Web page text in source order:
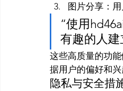
图片分享：
“使用
有趣的人
这些高质量的功
据用户的偏好和
隐私与安全措